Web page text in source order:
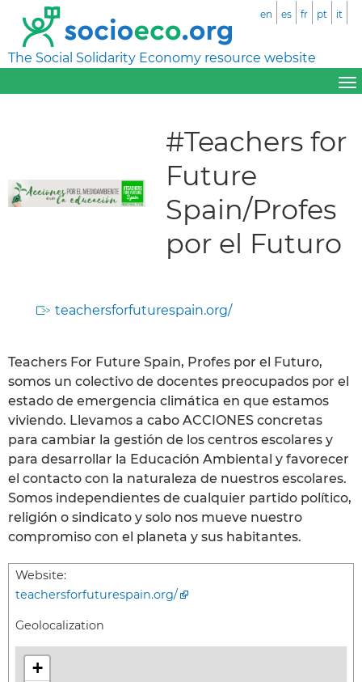
The Social Solidarity Economy resource website
en es fr pt it
#Teachers for
Future
Spain/Profes
por el Futuro
teachersforfuturespain.org/
Teachers For Future Spain, Profes por el Futuro,
somos un colectivo de docentes preocupados por el
estado de emergencia climática en que estamos
viviendo. Llevamos a cabo ACCIONES concretas
para cambiar la gestión de los centros escolares y
para desarrollar la Educación Ambiental y favorecer
el contacto con la naturaleza de nuestros escolares.
Somos independientes de cualquier partido político,
religión o sindicato y solo nos mueve nuestro
compromiso con el planeta y sus habitantes.
Website:
teachersforfuturespain.org/
Geolocalization
+